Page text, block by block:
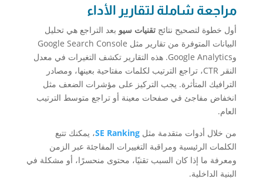
مراجعة شاملة لتقارير الأداء
أول خطوة لتصحيح نتائج تقنيات سيو بعد التراجع هي تحليل
البيانات المتوفرة من تقارير مثل Google Search Console
وGoogle Analytics. هذه التقارير تكشف التغيرات في معدل
النقر CTR، تراجع الترتيب لكلمات مفتاحية بعينها، ومصادر
الترافيك المتأثرة. يجب التركيز على مؤشرات الضعف مثل
انخفاض مفاجئ في صفحات معينة أو تراجع متوسط الترتيب
العام.
من خلال أدوات متقدمة مثل SE Ranking، يمكنك تتبع
الكلمات الرئيسية ومراقبة التغييرات المفاجئة عبر الزمن
ومعرفة ما إذا كان السبب تقنيًا، محتوى منحسرًا، أو مشكلة في
البنية الداخلية.